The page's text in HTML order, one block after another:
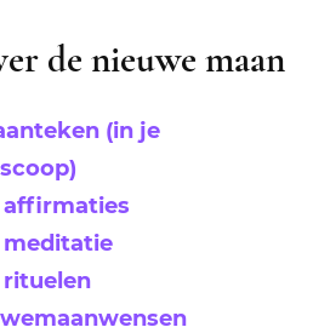
de nieuwe maan
(in je
affirmaties
meditatie
rituelen